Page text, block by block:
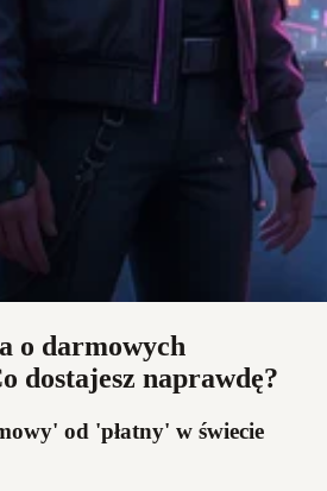
o darmowych
dostajesz naprawdę?
od 'płatny' w świecie